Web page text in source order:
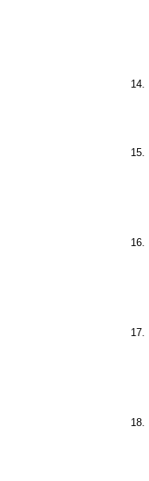
14.
15.
16.
17.
18.